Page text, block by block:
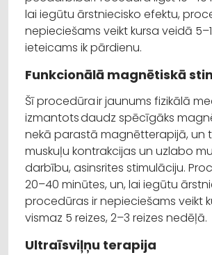
lai iegūtu ārstniecisko efektu,
nepieciešams veikt kursa veidā
ieteicams ik pārdienu.
Funkcionālā magnētiskā
Šī procedūra ir jaunums fizikālā
izmantots daudz spēcīgāks
nekā parastā magnētterapijā, un
muskuļu kontrakcijas un uzlabo
darbību, asinsrites stimulāciju.
20–40 minūtes, un, lai iegūtu
procedūras ir nepieciešams veikt
vismaz 5 reizes, 2–3 reizes nedēļā.
Ultraīsviļņu terapija